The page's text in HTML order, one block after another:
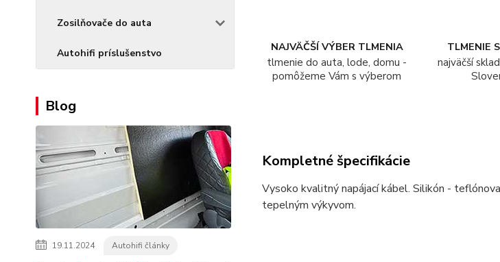
Zosilňovače do auta
Autohifi príslušenstvo
Blog
19.11.2024 Autohifi články
NAJVÄČŠÍ VÝBER TLMENIA
tlmenie do auta, lode, domu -
pomôžeme Vám s výberom
TLMENIE
najväčší
Kompletné špecifikácie
Vysoko kvalitný napájací kábel. Silikón -
tepelným výkyvom.